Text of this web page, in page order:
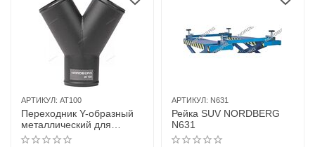
АРТИКУЛ: AT100
Переходник Y-образный
металлический для
шланга D=100мм
АРТИКУЛ: N631
Рейка SUV NORDBERG
N631